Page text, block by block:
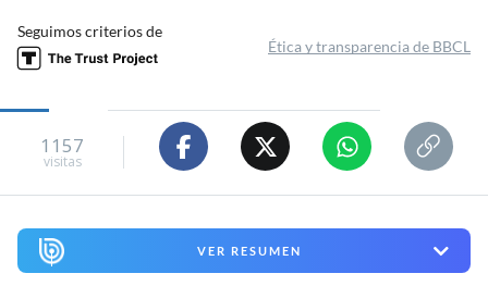
Seguimos criterios de
Ética y transparencia de BBCL
1157
visitas
VER RESUMEN